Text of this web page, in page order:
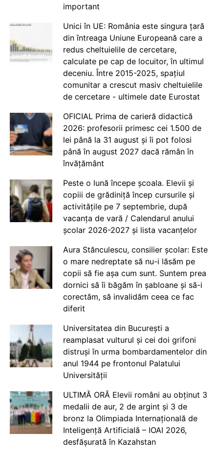
important
Unici în UE: România este singura țară
din întreaga Uniune Europeană care a
redus cheltuielile de cercetare,
calculate pe cap de locuitor, în ultimul
deceniu. Între 2015-2025, spațiul
comunitar a crescut masiv cheltuielile
de cercetare - ultimele date Eurostat
OFICIAL Prima de carieră didactică
2026: profesorii primesc cei 1.500 de
lei până la 31 august și îi pot folosi
până în august 2027 dacă rămân în
învățământ
Peste o lună începe școala. Elevii și
copiii de grădiniță încep cursurile și
activitățile pe 7 septembrie, după
vacanța de vară / Calendarul anului
școlar 2026-2027 și lista vacanțelor
Aura Stănculescu, consilier școlar: Este
o mare nedreptate să nu-i lăsăm pe
copii să fie așa cum sunt. Suntem prea
dornici să îi băgăm în șabloane și să-i
corectăm, să invalidăm ceea ce fac
diferit
Universitatea din București a
reamplasat vulturul și cei doi grifoni
distruși în urma bombardamentelor din
anul 1944 pe frontonul Palatului
Universității
ULTIMĂ ORĂ Elevii români au obținut 3
medalii de aur, 2 de argint și 3 de
bronz la Olimpiada Internațională de
Inteligență Artificială – IOAI 2026,
desfășurată în Kazahstan